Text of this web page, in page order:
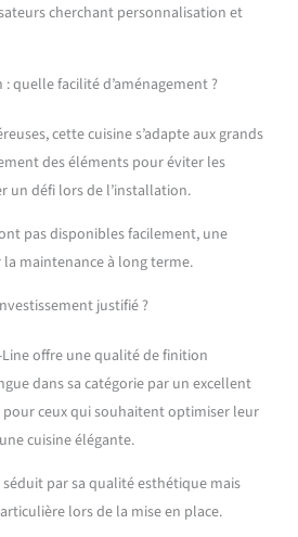
pour micro-ondes :
la cuisine sont fabriqués
de 16 mm avec
revêtement en résine
mélaminée. CONTENU DE
LIVRAISON : Bloc cuisine
matériel de montage,
instructions de montage
les appareils
décorations ne sont pas
compris dans la livraison).
cherchant personnalisation et
quelle facilité d’aménagement ?
cette cuisine s’adapte aux grands
des éléments pour éviter les
un défi lors de l’installation.
pas disponibles facilement, une
maintenance à long terme.
justifié ?
offre une qualité de finition
dans sa catégorie par un excellent
ceux qui souhaitent optimiser leur
cuisine élégante.
par sa qualité esthétique mais
lors de la mise en place.